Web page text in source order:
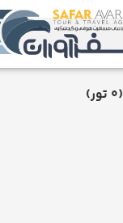
(0 تور)